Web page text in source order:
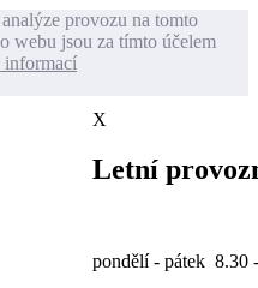
provozu na tomto
webu jsou za tímto účelem
informací
X
Letní
pondělí - pátek 8.30